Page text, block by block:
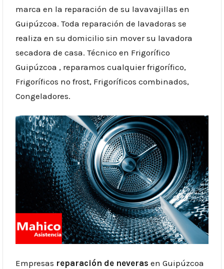
marca en la reparación de su lavavajillas en
Guipúzcoa. Toda reparación de lavadoras se
realiza en su domicilio sin mover su lavadora
secadora de casa. Técnico en Frigorífico
Guipúzcoa , reparamos cualquier frigorífico,
Frigoríficos no frost, Frigoríficos combinados,
Congeladores.
Empresas reparación de neveras en Guipúzcoa